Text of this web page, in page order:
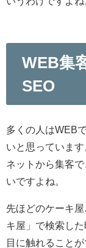
WEB集
SEO
多くの人はWEB
いと思っています
ネットから集客
いですよね。
先ほどのケーキ
キ屋」で検索し
目に触れること